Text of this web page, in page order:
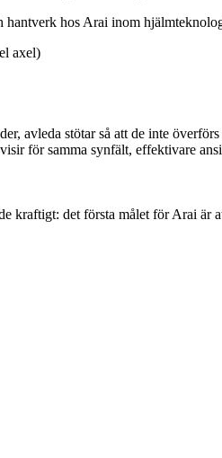
hantverk hos Arai inom
axel)
avleda stötar så att de inte
för samma synfält, effektivare
kraftigt: det första målet för Arai är